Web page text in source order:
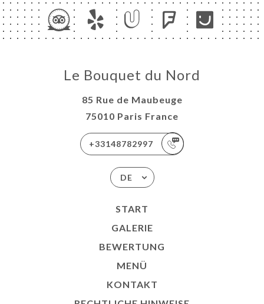
Le Bouquet du Nord
85 Rue de Maubeuge
75010 Paris France
+33148782997
DE
START
GALERIE
BEWERTUNG
MENÜ
KONTAKT